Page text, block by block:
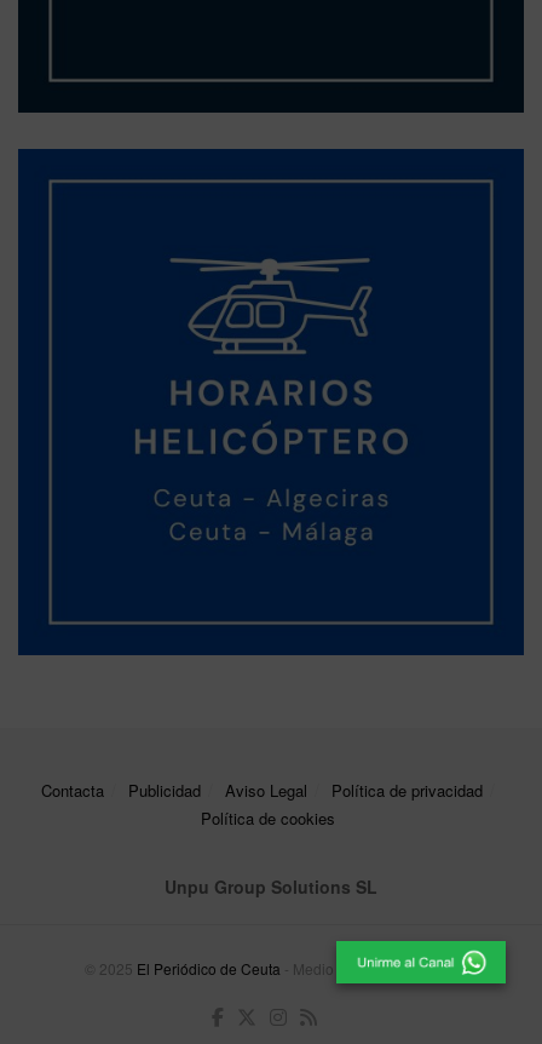
Contacta Publicidad Aviso Legal
Política de privacidad
Política de cookies
Unpu Group Solutions SL
© 2025 El Periódico de Ceuta - Medio de Comunicación